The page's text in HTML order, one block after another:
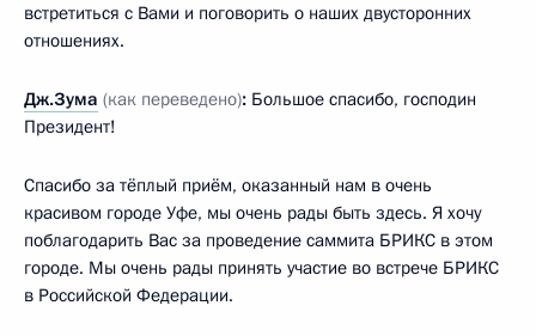
встретиться с Вами и поговорить о наших двусторонних
отношениях.
Дж.Зума (как переведено): Большое спасибо, господин
Президент!
Спасибо за тёплый приём, оказанный нам в очень
красивом городе Уфе, мы очень рады быть здесь. Я хочу
поблагодарить Вас за проведение саммита БРИКС в этом
городе. Мы очень рады принять участие во встрече БРИКС
в Российской Федерации.